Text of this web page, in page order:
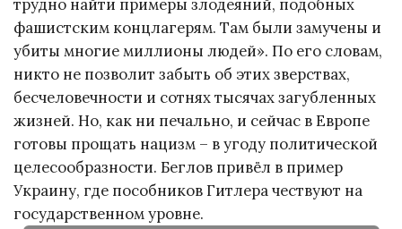
трудно найти примеры злодеяний, подобных
фашистским концлагерям. Там были замучены и
убиты многие миллионы людей». По его словам,
никто не позволит забыть об этих зверствах,
бесчеловечности и сотнях тысячах загубленных
жизней. Но, как ни печально, и сейчас в Европе
готовы прощать нацизм – в угоду политической
целесообразности. Беглов привёл в пример
Украину, где пособников Гитлера чествуют на
государственном уровне.